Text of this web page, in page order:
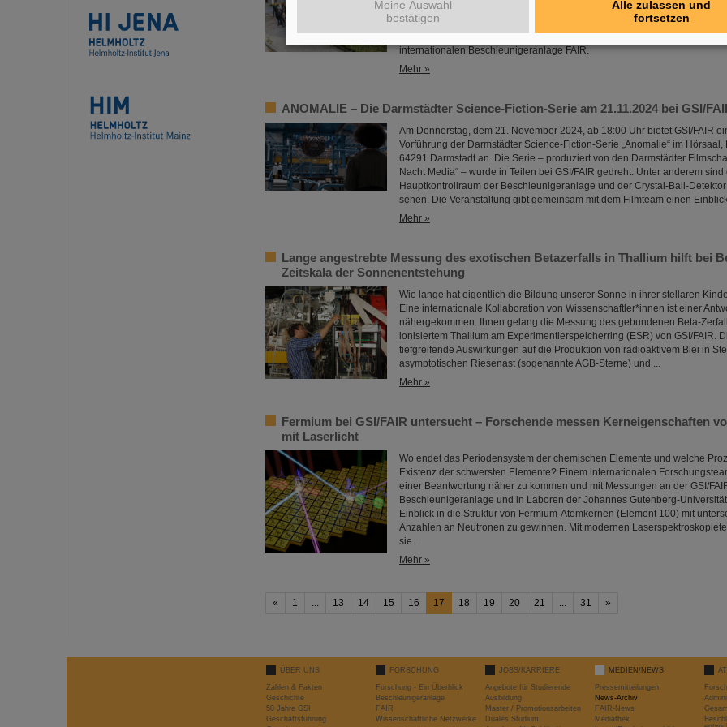
GSI/FAIR-Campus. In Rundgängen durch die Forschungsanlagen
spannende Einblicke in die aktuelle physikalische Forschung, erkundeten
GSI-Teilchenbeschleuniger und -Experimente und informierten sich über
internationalen Beschleunigeranlage FAIR.
Mehr »
ANOMALIE – Die Darmstädter Science-Fiction-Serie am 21.11.2024 bei GSI/
Am Donnerstag, dem 21. November 2024, ab 18:00 Uhr bietet GSI/FAIR
Vorführung der Darmstädter Science-Fiction-Serie „Anomalie“ im Hörsaal,
64291 Darmstadt an. Die Serie – produziert von den Darmstädter
Nacht Media“ – wurde in Teilen bei GSI/FAIR gedreht. Unter anderem sind
Hauptkontrollraum der Beschleunigeranlage und der Crystal-Ball-
sehen. Die Veranstaltung gibt gemeinsam mit dem Filmteam einen
Mehr »
Lange angestrebte Messung des exotischen Betazerfalls in Thallium hilft bei
Zeitskala der Sonnenentstehung
Wie lange hat eigentlich die Bildung unserer Sonne in ihrer stellaren
Eine internationale Kollaboration von Wissenschaftler*innen ist einer
nähergekommen. Ihnen gelang die Messung des gebundenen Beta-
ionisiertem Thallium am Experimentierspeicherring (ESR) von GSI/FAIR.
tiefgreifende Auswirkungen auf die Produktion von radioaktivem Blei in
asymptotischen Riesenast (sogenannte AGB-Sterne) und ...
Mehr »
Fermium bei GSI/FAIR untersucht – Forschende messen Kerneigenschaften
mit Laserlicht
Wo endet das Periodensystem der chemischen Elemente und welche
Existenz der schwersten Elemente? Einem internationalen
einer Beantwortung näher zu kommen und mit Messungen an der GSI/
Beschleunigeranlage und in Laboren der Johannes Gutenberg-
Einblick in die Struktur von Fermium-Atomkernen (Element 100) mit
Anzahlen an Neutronen zu gewinnen. Mit modernen
sie…
Mehr »
« 1 ... 13 14 15 16 17 18 19 20 21 ... 31 »
ÜBER UNS
Zahlen & Fakten
Geschichte
50 Jahre GSI
Geschäftsführung
FORSCHUNG
Forschung - Ein Überblick
Beschleunigeranlage
FAIR
Wissenschaftliche Netzwerke
JOBS/KARRIERE
Angebote für Studierende
Ausbildung
Master / Promotionsarbeiten
Duales Studium
MEDIEN/NEWS
Pressemitteilungen
News-Archiv
FAIR-News
Mediathek
Meine Auswahl
bestätigen
Alle zulassen und
fortsetzen